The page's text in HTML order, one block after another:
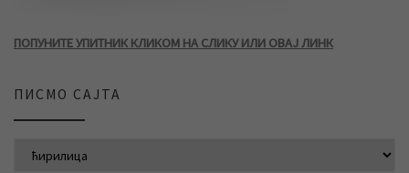
ПОПУНИТЕ УПИТНИК КЛИКОМ НА СЛИКУ ИЛИ ОВАЈ ЛИНК
ПИСМО САЈТА